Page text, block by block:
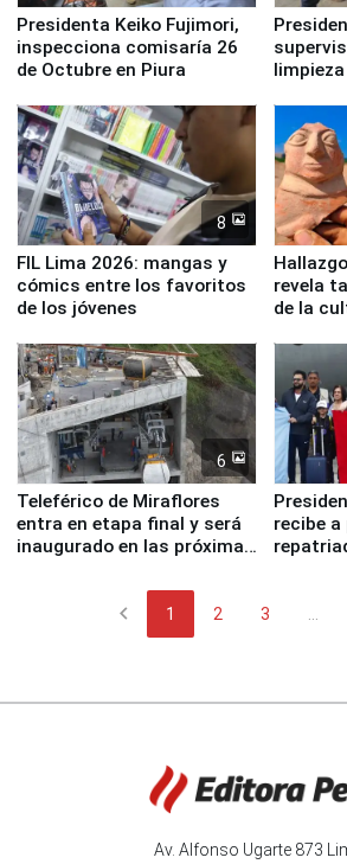
Presidenta Keiko Fujimori,
inspecciona comisaría 26
de Octubre en Piura
8
FIL Lima 2026: mangas y
cómics entre los favoritos
de los jóvenes
revela
de la
6
Teleférico de Miraflores
entra en etapa final y será
inaugurado en las próximas
recibe a
chevron_left 1 2 3
Av. Alfonso Ugarte 873